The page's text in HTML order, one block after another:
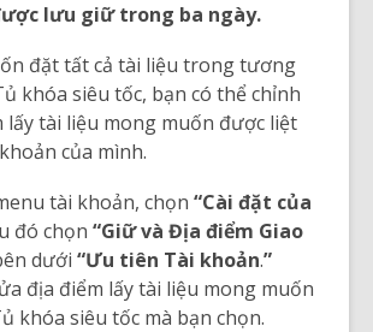
lưu giữ trong ba ngày.
đặt tất cả tài liệu trong tương
khóa siêu tốc, bạn có thể chỉnh
lấy tài liệu mong muốn được liệt
của mình.
tài khoản, chọn“Cài đặt của
đó chọn“Giữ và Địa điểm Giao
dưới“Ưu tiên Tài khoản.”
địa điểm lấy tài liệu mong muốn
khóa siêu tốc mà bạn chọn.